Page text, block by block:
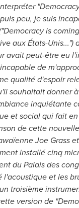
peu, je suis
is
aux États-Unis...")
avait peut-être eu
de
qualité d'espoir
souhaitait donner
inquiétante
et social qui fait
de cette
Joe Grass
installé cinq
du Palais des
l'acoustique et les
troisième
version de